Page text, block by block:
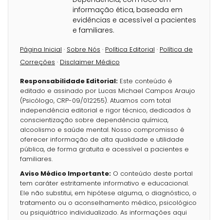
informação ética, baseada em
evidências e acessível a pacientes
e familiares.
Página Inicial · Sobre Nós · Política Editorial · Política de
Correções · Disclaimer Médico
Responsabilidade Editorial: Este conteúdo é
editado e assinado por Lucas Michael Campos Araujo
(Psicólogo, CRP-09/012255). Atuamos com total
independência editorial e rigor técnico, dedicados à
conscientização sobre dependência química,
alcoolismo e saúde mental. Nosso compromisso é
oferecer informação de alta qualidade e utilidade
pública, de forma gratuita e acessível a pacientes e
familiares.
Aviso Médico Importante: O conteúdo deste portal
tem caráter estritamente informativo e educacional.
Ele não substitui, em hipótese alguma, o diagnóstico, o
tratamento ou o aconselhamento médico, psicológico
ou psiquiátrico individualizado. As informações aqui